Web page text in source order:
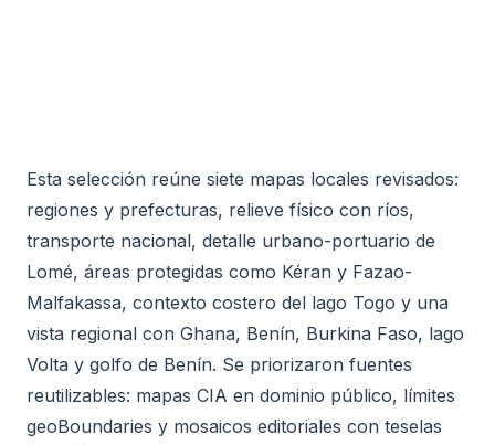
Esta selección reúne siete mapas locales revisados:
regiones y prefecturas, relieve físico con ríos,
transporte nacional, detalle urbano-portuario de
Lomé, áreas protegidas como Kéran y Fazao-
Malfakassa, contexto costero del lago Togo y una
vista regional con Ghana, Benín, Burkina Faso, lago
Volta y golfo de Benín. Se priorizaron fuentes
reutilizables: mapas CIA en dominio público, límites
geoBoundaries y mosaicos editoriales con teselas